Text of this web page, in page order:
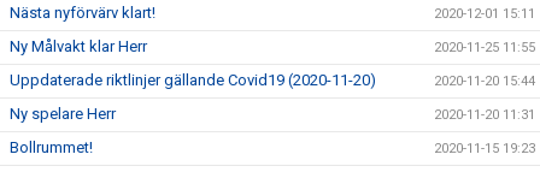
Nästa nyförvärv klart! 2020-12-01 15:11
Ny Målvakt klar Herr 2020-11-25 11:55
Uppdaterade riktlinjer gällande Covid19 (2020-11-20) 2020-11-20 15:44
Ny spelare Herr 2020-11-20 11:31
Bollrummet! 2020-11-15 19:23